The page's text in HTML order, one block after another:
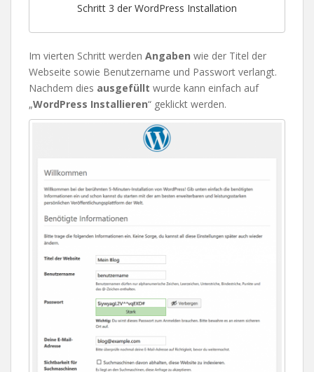
Schritt 3 der WordPress Installation
Im vierten Schritt werden Angaben wie der Titel der
Webseite sowie Benutzername und Passwort verlangt.
Nachdem dies ausgefüllt wurde kann einfach auf
„WordPress Installieren“ geklickt werden.